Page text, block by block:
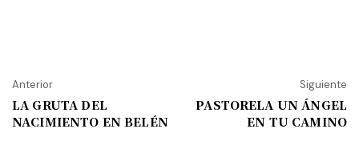
Anterior
LA GRUTA DEL
NACIMIENTO EN BELÉN
Siguiente
PASTORELA UN ÁNGEL
EN TU CAMINO